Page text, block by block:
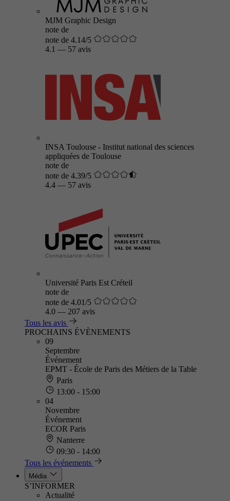
MJM Graphic Design
note de
note de 4.14/5
4.1 — 57 avis
INSA Toulouse - Institut national des sciences
appliquées de Toulouse
note de
note de 4.39/5
4.4 — 57 avis
Université Paris Est Créteil
note de
note de 4.01/5
4.0 — 207 avis
Tous les avis
PROCHAINS ÉVÈNEMENTS
09
Septembre
Événement
EPMT - École de Paris des Métiers de la Table
Paris
13:00 - 15:00
04
Novembre
Événement
ECOR Paris
Nanterre
09:30 - 14:00
Tous les événements
Média
S’INFORMER
Actualité